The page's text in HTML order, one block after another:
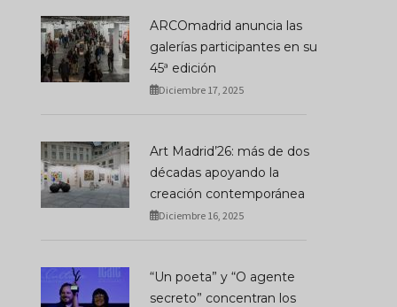
ARCOmadrid anuncia las
galerías participantes en su
45ª edición
Diciembre 17, 2025
Art Madrid’26: más de dos
décadas apoyando la
creación contemporánea
Diciembre 16, 2025
“Un poeta” y “O agente
secreto” concentran los